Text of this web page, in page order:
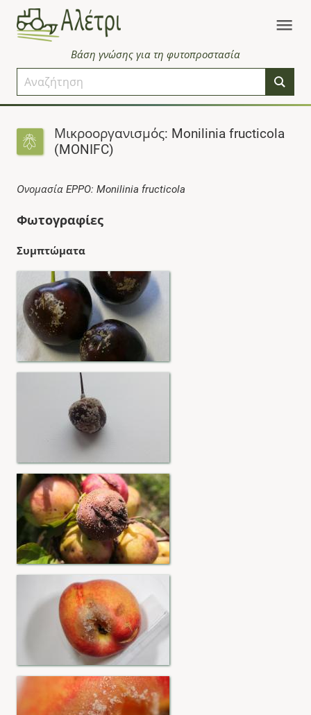
Βάση γνώσης για τη φυτοπροστασία
Μικροοργανισμός: Monilinia fructicola
(MONIFC)
Ονομασία EPPO: Monilinia fructicola
Φωτογραφίες
Συμπτώματα